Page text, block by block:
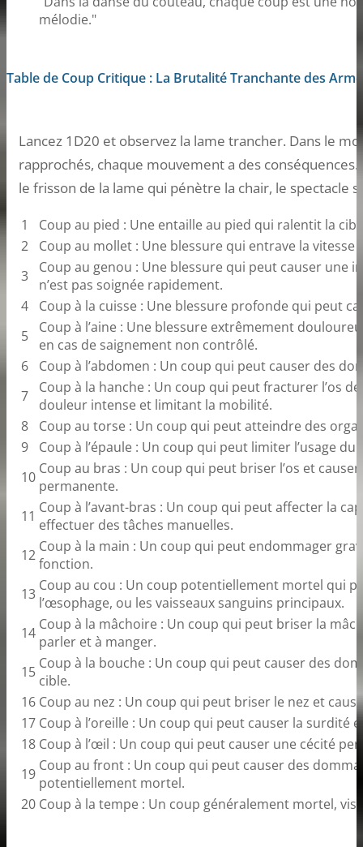
mélodie."
Table de Coup Critique : La Brutalité Tranchante des
Lancez 1D20 et observez la lame trancher. Dans le
rapprochés, chaque mouvement a des conséquences.
le frisson de la lame qui pénètre la chair, le spectacle
1
Coup au pied : Une entaille au pied qui ralentit la
2
Coup au mollet : Une blessure qui entrave la vitesse
3
Coup au genou : Une blessure qui peut causer une
n’est pas soignée rapidement.
4
Coup à la cuisse : Une blessure profonde qui peut
5
Coup à l’aine : Une blessure extrêmement
en cas de saignement non contrôlé.
6
Coup à l’abdomen : Un coup qui peut causer des
7
Coup à la hanche : Un coup qui peut fracturer l’os
douleur intense et limitant la mobilité.
8
Coup au torse : Un coup qui peut atteindre des
9
Coup à l’épaule : Un coup qui peut limiter l’usage
10 Coup au bras : Un coup qui peut briser l’os et
permanente.
11 Coup à l’avant-bras : Un coup qui peut affecter la
effectuer des tâches manuelles.
12 Coup à la main : Un coup qui peut endommager
fonction.
13 Coup au cou : Un coup potentiellement mortel qui
l’œsophage, ou les vaisseaux sanguins principaux.
14 Coup à la mâchoire : Un coup qui peut briser la
parler et à manger.
15 Coup à la bouche : Un coup qui peut causer des
cible.
16 Coup au nez : Un coup qui peut briser le nez et
17 Coup à l’oreille : Un coup qui peut causer la surdité
18 Coup à l’œil : Un coup qui peut causer une cécité
19 Coup au front : Un coup qui peut causer des
potentiellement mortel.
20 Coup à la tempe : Un coup généralement mortel,